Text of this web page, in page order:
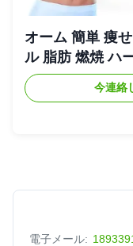
オーム 簡単 痩
ル 脂肪 燃焼 ハ
今連絡
電子メール: